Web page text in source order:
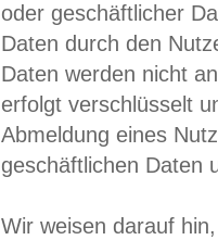
oder geschäftlicher
Daten durch den
Daten werden nicht
erfolgt verschlüsselt
Abmeldung eines
geschäftlichen Daten
Wir weisen darauf